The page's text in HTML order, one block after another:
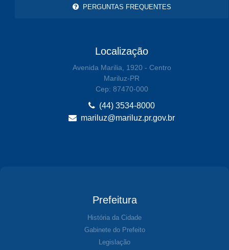
PERGUNTAS FREQUENTES
Localização
Avenida Marilia, 1920 - Centro
Mariluz-PR
Cep: 87470-000
(44) 3534-8000
mariluz@mariluz.pr.gov.br
Prefeitura
História da Cidade
Gabinete do Prefeito
Legislação